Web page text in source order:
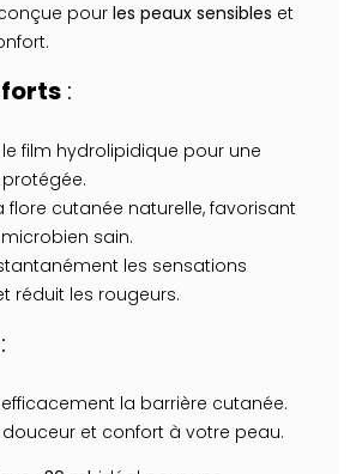
pour les peaux sensibles et
forts :
le film hydrolipidique pour une
flore cutanée naturelle, favorisant
sain.
les sensations
réduit les rougeurs.
:
la barrière cutanée.
douceur et confort à votre peau.